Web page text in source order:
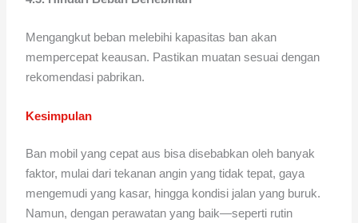
Mengangkut beban melebihi kapasitas ban akan
mempercepat keausan. Pastikan muatan sesuai dengan
rekomendasi pabrikan.
Kesimpulan
Ban mobil yang cepat aus bisa disebabkan oleh banyak
faktor, mulai dari tekanan angin yang tidak tepat, gaya
mengemudi yang kasar, hingga kondisi jalan yang buruk.
Namun, dengan perawatan yang baik—seperti rutin